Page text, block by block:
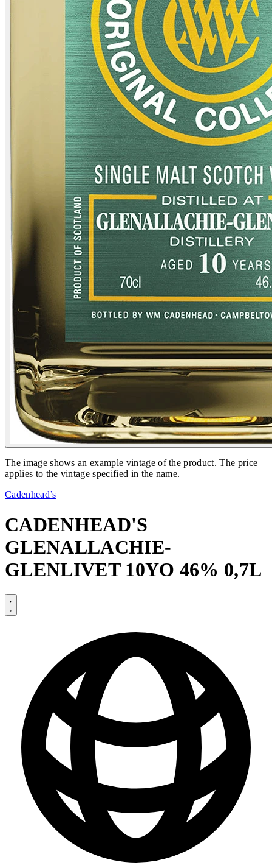
The image shows an example vintage of the product. The price
applies to the vintage specified in the name.
Cadenhead’s
CADENHEAD'S
GLENALLACHIE-
GLENLIVET 10YO 46% 0,7L